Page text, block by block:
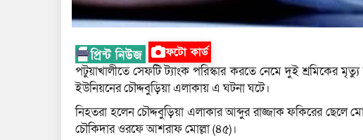
ফটো কার্ড
পটুয়াখালীতে সেফটি ট্যাংক পরিস্কার করতে নেমে দুই
ইউনিয়নের চৌদ্দবুড়িয়া এলাকায় এ ঘটনা ঘটে।
নিহতরা হলেন চৌদ্দবুড়িয়া এলাকার আব্দুর রাজ্জাক ফকিরের
চৌকিদার ওরফে আশরাফ মোল্লা (৪৫)।